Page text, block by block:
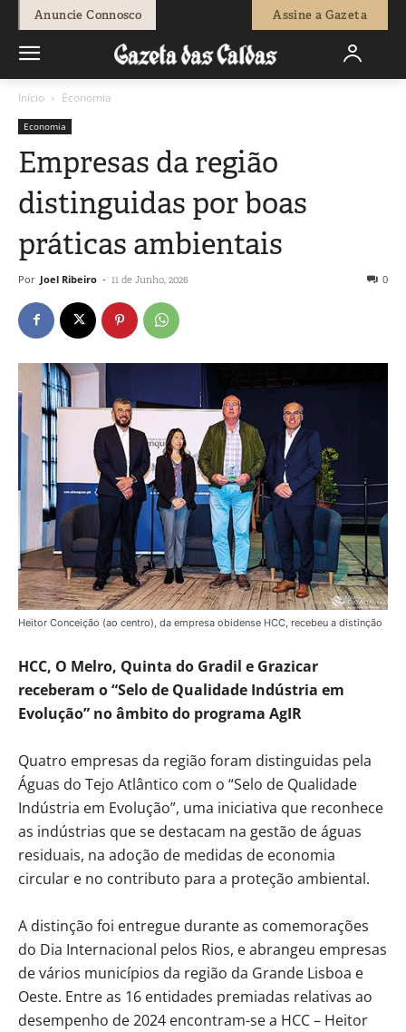
Anuncie Connosco Assine a Gazeta
Início Economia
Economia
Empresas da região
distinguidas por boas
práticas ambientais
Por Joel Ribeiro - 11 de Junho, 2026 0
Heitor Conceição (ao centro), da empresa obidense HCC, recebeu a distinção
HCC, O Melro, Quinta do Gradil e Grazicar
receberam o “Selo de Qualidade Indústria em
Evolução” no âmbito do programa AgIR
Quatro empresas da região foram distinguidas pela
Águas do Tejo Atlântico com o “Selo de Qualidade
Indústria em Evolução”, uma iniciativa que reconhece
as indústrias que se destacam na gestão de águas
residuais, na adoção de medidas de economia
circular e no contributo para a proteção ambiental.
A distinção foi entregue durante as comemorações
do Dia Internacional pelos Rios, e abrangeu empresas
de vários municípios da região da Grande Lisboa e
Oeste. Entre as 16 entidades premiadas relativas ao
desempenho de 2024 encontram-se a HCC – Heitor